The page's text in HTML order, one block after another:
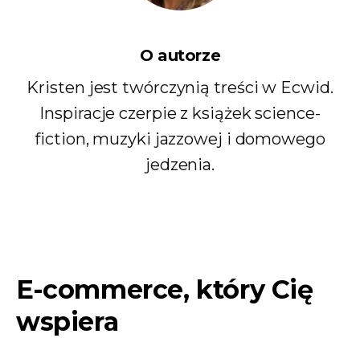
O autorze
Kristen jest twórczynią treści w Ecwid.
Inspiracje czerpie z książek science-
fiction, muzyki jazzowej i domowego
jedzenia.
E-commerce, który Cię
wspiera